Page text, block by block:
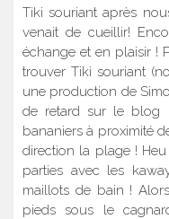
Tiki souriant après
venait de cueillir!
échange et en plaisir !
trouver Tiki souriant
une production de
de retard sur le blog
bananiers à proximité
direction la plage !
parties avec les
maillots de bain !
pieds sous le